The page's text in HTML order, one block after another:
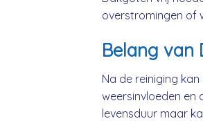
overstromingen of
Belang van
Na de reiniging
weersinvloeden en
levensduur maar